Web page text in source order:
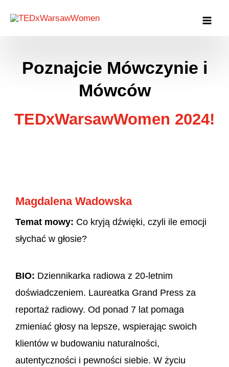
Poznajcie Mówczynie i
Mówców
TEDxWarsawWomen 2024!
Magdalena Wadowska
Temat mowy: Co kryją dźwięki, czyli ile emocji
słychać w głosie?
BIO: Dziennikarka radiowa z 20-letnim
doświadczeniem. Laureatka Grand Press za
reportaż radiowy. Od ponad 7 lat pomaga
zmieniać głosy na lepsze, wspierając swoich
klientów w budowaniu naturalności,
autentyczności i pewności siebie. W życiu